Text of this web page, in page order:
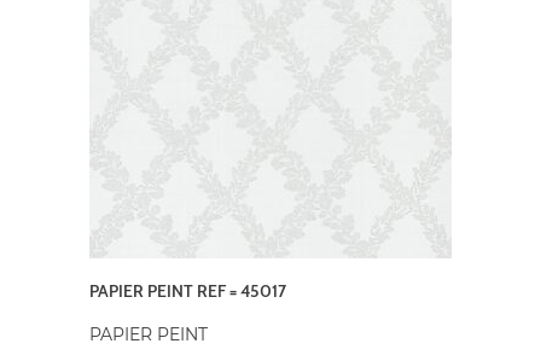
PAPIER PEINT REF = 45017
PAPIER PEINT